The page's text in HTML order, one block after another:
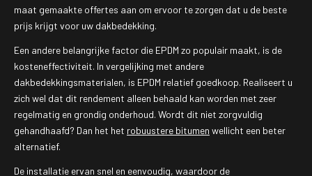
maat gemaakte offertes aan om ervoor te zorgen dat u de beste
prijs krijgt voor uw dakbedekking.
Een andere belangrijke factor die EPDM zo populair maakt, is de
kosteneffectiviteit. In vergelijking met andere
dakbedekkingsmaterialen, is EPDM relatief goedkoop. Realiseert u
zich wel dat dit rendement alleen behaald kan worden met zeer
regelmatig en grondig onderhoud. Wordt dit niet zorgvuldig
gehandhaafd? Dan het het robuustere bitumen wellicht een beter
alternatief.
De installatie ervan snel en eenvoudig, waardoor de